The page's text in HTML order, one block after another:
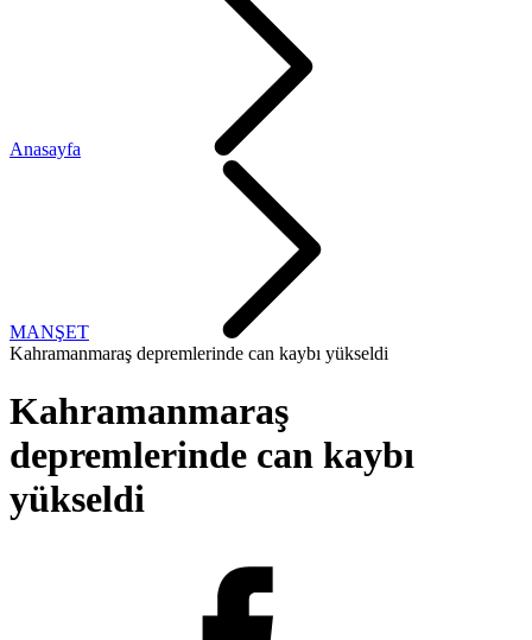
Anasayfa
MANŞET
Kahramanmaraş depremlerinde can kaybı yükseldi
Kahramanmaraş
depremlerinde can kaybı
yükseldi